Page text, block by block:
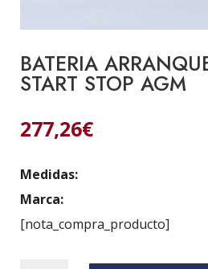
BATERIA
START STOP AGM
277,26€
Medidas:
Marca:
[nota_compra_producto]